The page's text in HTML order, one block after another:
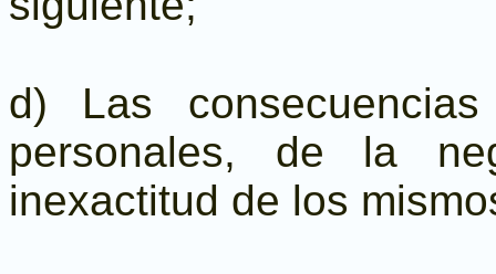
d) Las
personales, de la
inexactitud de los